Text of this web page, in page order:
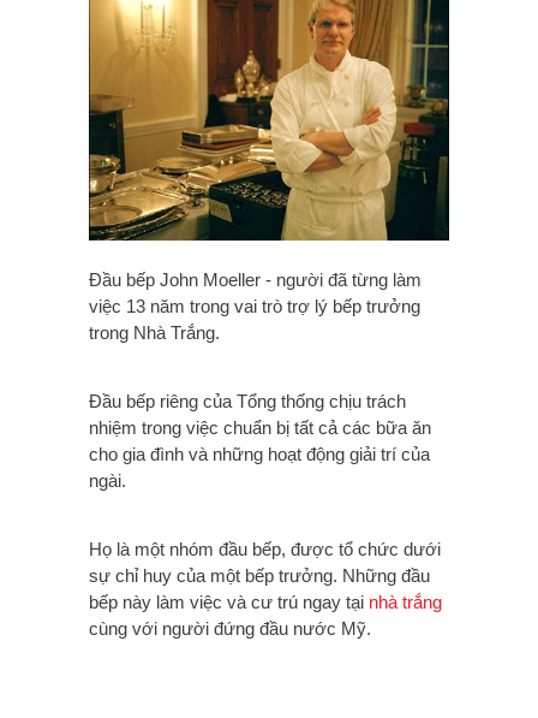
Đầu bếp John Moeller - người đã từng làm
việc 13 năm trong vai trò trợ lý bếp trưởng
trong Nhà Trắng.
Đầu bếp riêng của Tổng thống chịu trách
nhiệm trong việc chuẩn bị tất cả các bữa ăn
cho gia đình và những hoạt động giải trí của
ngài.
Họ là một nhóm đầu bếp, được tổ chức dưới
sự chỉ huy của một bếp trưởng. Những đầu
bếp này làm việc và cư trú ngay tại nhà trắng
cùng với người đứng đầu nước Mỹ.